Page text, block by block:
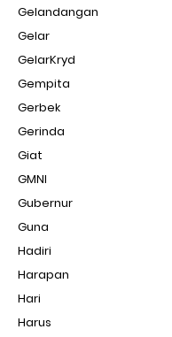
Gelandangan
Gelar
GelarKryd
Gempita
Gerbek
Gerinda
Giat
GMNI
Gubernur
Guna
Hadiri
Harapan
Hari
Harus